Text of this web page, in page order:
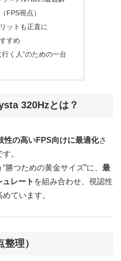
FPS視点）
ットも正直に
すめ
く人”のための一台
320Hzとは？
性の高いFPS向けに最適化さ
。
つための黄金サイズ”に、 最
レート を組み合わせ、視認性
ています。
理）